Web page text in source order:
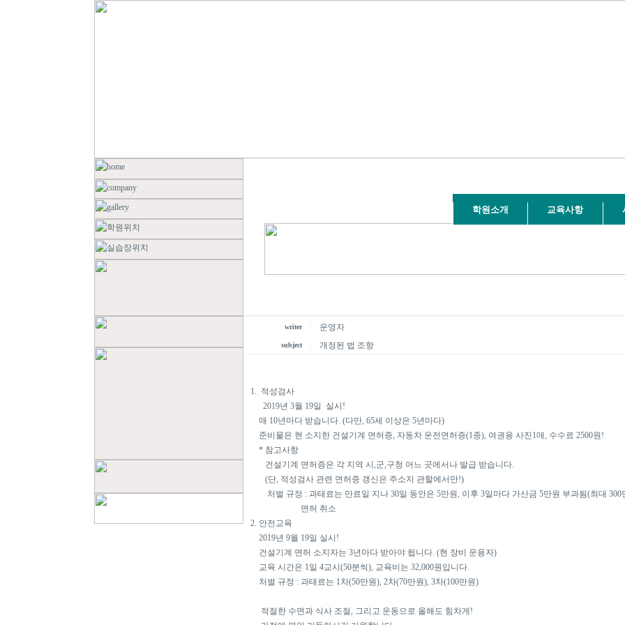
학원소개 교육사항
writer 운영자
subject 개정된 법 조항
1. 적성검사
2019년 3월 19일 실시!
매 10년마다 받습니다. (다만, 65세 이상은 5년마다)
준비물은 현 소지한 건설기계 면허증, 자동차 운전면허증(1종), 여권용 사진1매, 수수료 2500원!
* 참고사항
건설기계 면허증은 각 지역 시,군,구청 어느 곳에서나 발급 받습니다.
(단, 적성검사 관련 면허증 갱신은 주소지 관할에서만!)
처벌 규정 : 과태료는 만료일 지나 30일 동안은 5만원, 이후 3일마다 가산금 5만원 부과됨(최대 300
면허 취소
2. 안전교육
2019년 9월 19일 실시!
건설기계 면허 소지자는 3년마다 받아야 됩니다. (현 장비 운용자)
교육 시간은 1일 4교시(50분씩), 교육비는 32,000원입니다.
처벌 규정 : 과태료는 1차(50만원), 2차(70만원), 3차(100만원)
적절한 수면과 식사 조절, 그리고 운동으로 올해도 힘차게!